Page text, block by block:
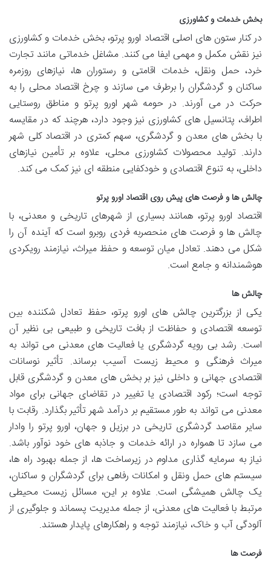
بخش خدمات و کشاورزی
در کنار ستون های اصلی اقتصاد اورو پرتو، بخش خدمات و کشاورزی
نیز نقش مکمل و مهمی ایفا می کنند. مشاغل خدماتی مانند تجارت
خرد، حمل ونقل، خدمات اقامتی و رستوران ها، نیازهای روزمره
ساکنان و گردشگران را برطرف می سازند و چرخ اقتصاد محلی را به
حرکت در می آورند. در حومه شهر اورو پرتو و مناطق روستایی
اطراف، پتانسیل های کشاورزی نیز وجود دارد، هرچند که در مقایسه
با بخش های معدن و گردشگری، سهم کمتری در اقتصاد کلی شهر
دارند. تولید محصولات کشاورزی محلی، علاوه بر تأمین نیازهای
داخلی، به تنوع اقتصادی و خودکفایی منطقه ای نیز کمک می کند.
چالش ها و فرصت های پیش روی اقتصاد اورو پرتو
اقتصاد اورو پرتو، همانند بسیاری از شهرهای تاریخی و معدنی، با
چالش ها و فرصت های منحصربه فردی روبرو است که آینده آن را
شکل می دهند. تعادل میان توسعه و حفظ میراث، نیازمند رویکردی
هوشمندانه و جامع است.
چالش ها
یکی از بزرگترین چالش های اورو پرتو، حفظ تعادل شکننده بین
توسعه اقتصادی و حفاظت از بافت تاریخی و طبیعی بی نظیر آن
است. رشد بی رویه گردشگری یا فعالیت های معدنی می تواند به
میراث فرهنگی و محیط زیست آسیب برساند. تأثیر نوسانات
اقتصادی جهانی و داخلی نیز بر بخش های معدن و گردشگری قابل
توجه است؛ رکود اقتصادی یا تغییر در تقاضای جهانی برای مواد
معدنی می تواند به طور مستقیم بر درآمد شهر تأثیر بگذارد. رقابت با
سایر مقاصد گردشگری تاریخی در برزیل و جهان، اورو پرتو را وادار
می سازد تا همواره در ارائه خدمات و جاذبه های خود نوآور باشد.
نیاز به سرمایه گذاری مداوم در زیرساخت ها، از جمله بهبود راه ها،
سیستم های حمل ونقل و امکانات رفاهی برای گردشگران و ساکنان،
یک چالش همیشگی است. علاوه بر این، مسائل زیست محیطی
مرتبط با فعالیت های معدنی، از جمله مدیریت پسماند و جلوگیری از
آلودگی آب و خاک، نیازمند توجه و راهکارهای پایدار هستند.
فرصت ها